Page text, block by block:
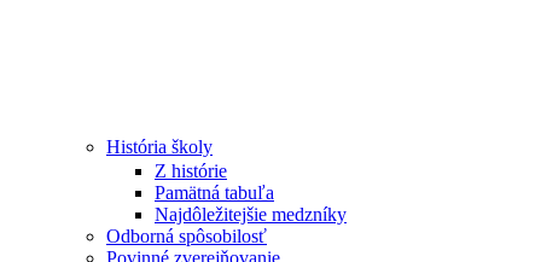
História školy
Z histórie
Pamätná tabuľa
Najdôležitejšie medzníky
Odborná spôsobilosť
Povinné zverejňovanie